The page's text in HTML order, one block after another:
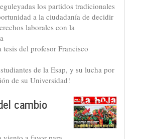
los partidos tradicionales
a la ciudadanía de decidir
laborales con la
del profesor Francisco
de la Esap, y su lucha por
de su Universidad!
cambio